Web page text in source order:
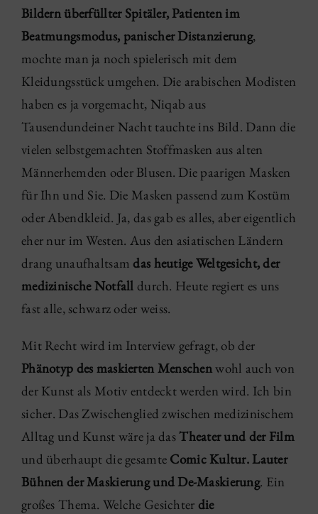
Bildern überfüllter Spitäler, Patienten im
Beatmungsmodus, panischer Distanzierung,
mochte man ja noch spielerisch mit dem
Kleidungsstück umgehen. Die arabischen Modisten
haben es ja vorgemacht, Niqab aus
Tausendundeiner Nacht tauchte ins Bild. Dann die
vielen selbstgemachten Stoffmasken aus alten
Männerhemden oder Blusen. Die paarigen Masken
für Ihn und Sie. Die Masken passend zum Kostüm
oder Abendkleid. Ja, das gab es alles, aber eigentlich
eher nur im Westen. Aus den asiatischen Ländern
drang unaufhaltsam das heutige Weltgesicht, der
medizinische Notfall durch. Heute regiert es uns
fast alle, schwarz oder weiss.
Mit Recht wird im Interview gefragt, ob der
Phänotyp des maskierten Menschenwohl auch von
der Kunst als Motiv entdeckt werden wird. Ich bin
sicher. Das Zwischenglied zwischen medizinischem
Alltag und Kunst wäre ja dasTheater und der Film
und überhaupt die gesamte Comic Kultur. Lauter
Bühnen der Maskierung und De-Maskierung. Ein
großes Thema. Welche Gesichter die